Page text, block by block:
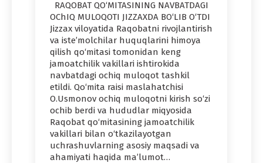
RAQOBAT QO‘MITASINING NAVBATDAGI
OChIQ MULOQOTI JIZZAXDA BO‘LIB O‘TDI
Jizzax viloyatida Raqobatni rivojlantirish
va iste’molchilar huquqlarini himoya
qilish qo‘mitasi tomonidan keng
jamoatchilik vakillari ishtirokida
navbatdagi ochiq muloqot tashkil
etildi. Qo‘mita raisi maslahatchisi
O.Usmonov ochiq muloqotni kirish so‘zi
ochib berdi va hududlar miqyosida
Raqobat qo‘mitasining jamoatchilik
vakillari bilan o‘tkazilayotgan
uchrashuvlarning asosiy maqsadi va
ahamiyati haqida ma’lumot…